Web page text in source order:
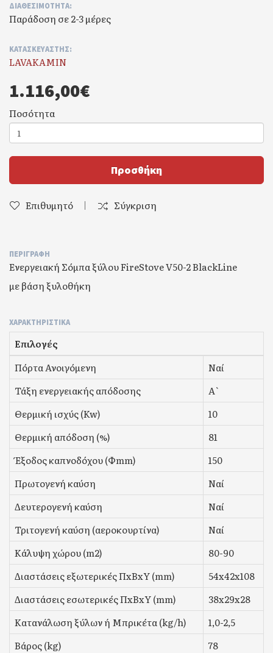
ΔΙΑΘΕΣΙΜΌΤΗΤΑ:
Παράδοση σε 2-3 μέρες
ΚΑΤΑΣΚΕΥΑΣΤΉΣ:
LAVAKAMIN
1.116,00€
Ποσότητα
Προσθήκη
Επιθυμητό Σύγκριση
ΠΕΡΙΓΡΑΦΉ
Ενεργειακή Σόμπα ξύλου FireStove V50-2 BlackLine
με βάση ξυλοθήκη
ΧΑΡΑΚΤΗΡΙΣΤΙΚΆ
Επιλογές
Πόρτα Ανοιγόμενη
Ναί
Τάξη ενεργειακής απόδοσης
Α`
Θερμική ισχύς (Kw)
10
Θερμική απόδοση (%)
81
Έξοδος καπνοδόχου (Φmm)
150
Πρωτογενή καύση
Ναί
Δευτερογενή καύση
Ναί
Τριτογενή καύση (αεροκουρτίνα)
Ναί
Κάλυψη χώρου (m2)
80-90
Διαστάσεις εξωτερικές ΠxΒxΥ (mm)
54x42x108
Διαστάσεις εσωτερικές ΠxΒxΥ (mm)
38x29x28
Κατανάλωση ξύλων ή Μπρικέτα (kg/h)
1,0-2,5
Βάρος (kg)
78